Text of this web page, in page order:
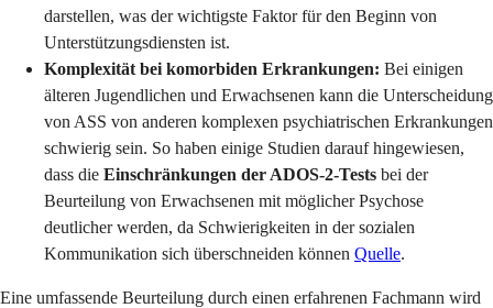
darstellen, was der wichtigste Faktor für den Beginn von
Unterstützungsdiensten ist.
Komplexität bei komorbiden Erkrankungen: Bei einigen
älteren Jugendlichen und Erwachsenen kann die Unterscheidung
von ASS von anderen komplexen psychiatrischen Erkrankungen
schwierig sein. So haben einige Studien darauf hingewiesen,
dass die Einschränkungen der ADOS-2-Tests bei der
Beurteilung von Erwachsenen mit möglicher Psychose
deutlicher werden, da Schwierigkeiten in der sozialen
Kommunikation sich überschneiden können Quelle.
Eine umfassende Beurteilung durch einen erfahrenen Fachmann wird